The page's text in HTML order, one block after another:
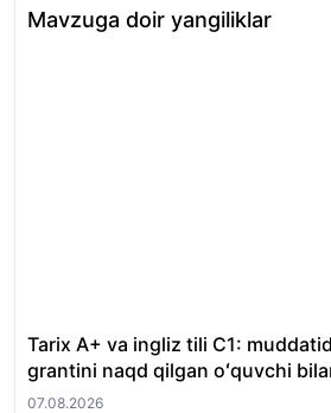
Mavzuga doir yangiliklar
Tarix A+ va ingliz tili C1:
grantini naqd qilgan oʻquvchi
07.08.2026